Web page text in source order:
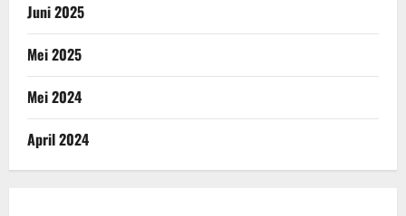
Juni 2025
Mei 2025
Mei 2024
April 2024